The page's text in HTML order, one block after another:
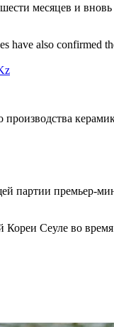
месяцев и
have also confirmed
партии премьер-
Кореи Сеуле во время